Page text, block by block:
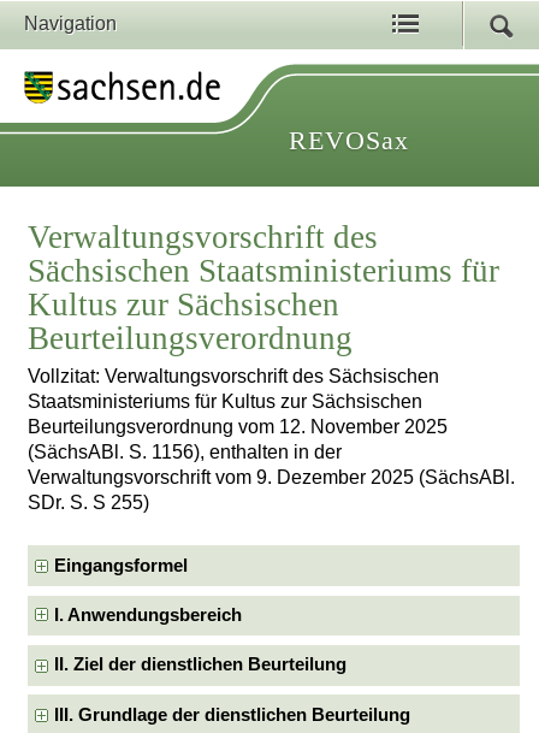
Navigation
REVOSax
Verwaltungsvorschrift des
Sächsischen Staatsministeriums für
Kultus zur Sächsischen
Beurteilungsverordnung
Vollzitat: Verwaltungsvorschrift des Sächsischen
Staatsministeriums für Kultus zur Sächsischen
Beurteilungsverordnung vom 12. November 2025
(SächsABl. S. 1156), enthalten in der
Verwaltungsvorschrift vom 9. Dezember 2025 (SächsABl.
SDr. S. S 255)
Eingangsformel
I. Anwendungsbereich
II. Ziel der dienstlichen Beurteilung
III. Grundlage der dienstlichen Beurteilung